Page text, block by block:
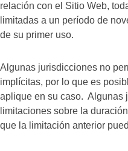
relación con el Sitio Web,
limitadas a un período de
de su primer uso.
Algunas jurisdicciones no
implícitas, por lo que es
aplique en su caso. Algunas
limitaciones sobre la
que la limitación anterior